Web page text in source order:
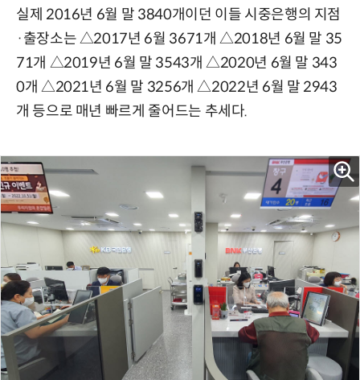
실제 2016년 6월 말 3840개이던 이들 시중은행의 지점
·출장소는 △2017년 6월 3671개 △2018년 6월 말 35
71개 △2019년 6월 말 3543개 △2020년 6월 말 343
0개 △2021년 6월 말 3256개 △2022년 6월 말 2943
개 등으로 매년 빠르게 줄어드는 추세다.